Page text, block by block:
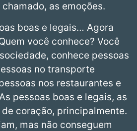
as emoções.
boas e legais… Agora
você conhece? Você
conhece pessoas
no transporte
nos restaurantes e
pessoas boas e legais, as
coração, principalmente.
mas não conseguem